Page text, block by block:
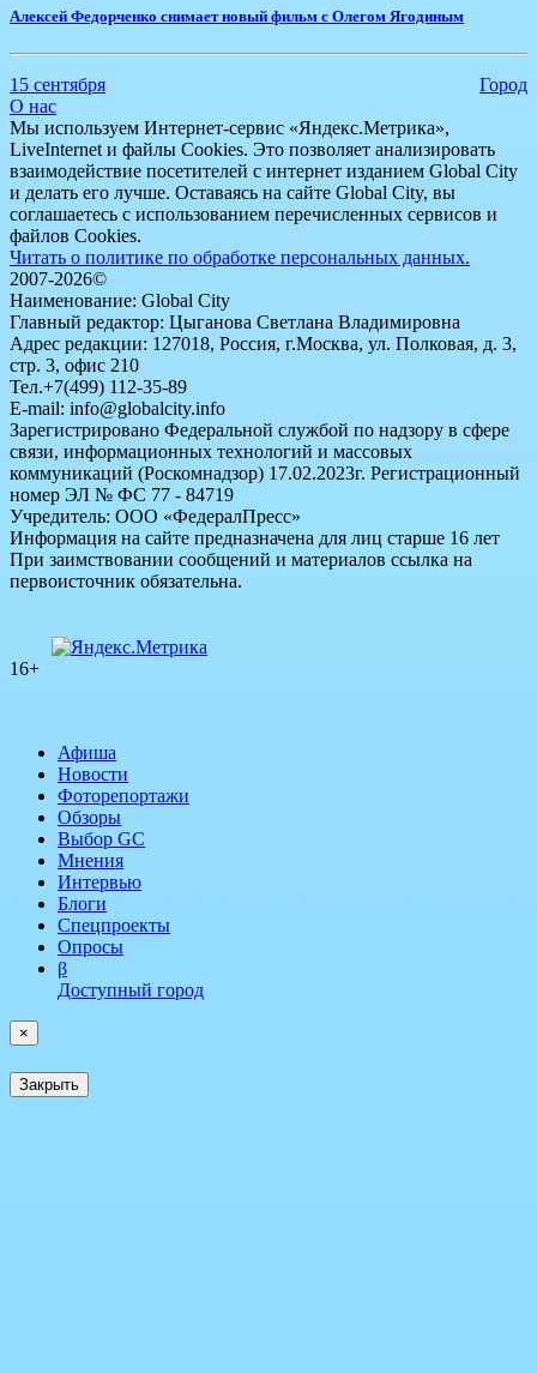
Алексей Федорченко снимает новый фильм с Олегом Ягодиным
15 сентября
Город
О нас
Мы используем Интернет-сервис «Яндекс.Метрика»,
LiveInternet и файлы Cookies. Это позволяет анализировать
взаимодействие посетителей с интернет изданием Global City
и делать его лучше. Оставаясь на сайте Global City, вы
соглашаетесь с использованием перечисленных сервисов и
файлов Cookies.
Читать о политике по обработке персональных данных.
2007-2026©
Наименование: Global City
Главный редактор: Цыганова Светлана Владимировна
Адрес редакции: 127018, Россия, г.Москва, ул. Полковая, д. 3,
стр. 3, офис 210
Тел.+7(499) 112-35-89
E-mail: info@globalcity.info
Зарегистрировано Федеральной службой по надзору в сфере
связи, информационных технологий и массовых
коммуникаций (Роскомнадзор) 17.02.2023г. Регистрационный
номер ЭЛ № ФС 77 - 84719
Учредитель: ООО «ФедералПресс»
Информация на сайте предназначена для лиц старше 16 лет
При заимствовании сообщений и материалов ссылка на
первоисточник обязательна.
16+
Афиша
Новости
Фоторепортажи
Обзоры
Выбор GC
Мнения
Интервью
Блоги
Спецпроекты
Опросы
β
Доступный город
×
Закрыть